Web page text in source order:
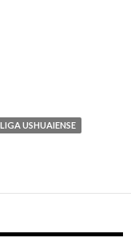
arriba, por suerte lo
LIGA USHUAIENSE